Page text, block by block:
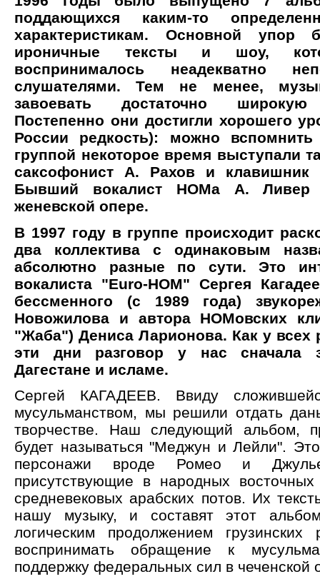
поддающихся каким-то
характеристикам. Основной
ироничные тексты и шоу,
воспринималось неадекватно
слушателями. Тем не менее,
завоевать достаточно широкую
Постепенно они достигли хорошего
России редкость): можно
группой некоторое время выступали
саксофонист А. Рахов и клавишник
Бывший вокалист НОМа А. Ливер
женевской опере.
В 1997 году в группе происходит
два коллектива с одинаковым
абсолютно разные по сути. Это
вокалиста "Euro-НОМ" Сергея
бессменного (с 1989 года)
Новожилова и автора НОМовских
"Жаба") Дениса Ларионова. Как у всех
эти дни разговор у нас сначала
Дагестане и исламе.
Сергей КАГАДЕЕВ. Ввиду
мусульманством, мы решили отдать
творчестве. Наш следующий альбом,
будет называться "Меджун и Лейли".
персонажи вроде Ромео и
присутствующие в народных
средневековых арабских потов. Их
нашу музыку, и составят этот
логическим продолжением
воспринимать обращение к
поддержку федеральных сил в чеченской